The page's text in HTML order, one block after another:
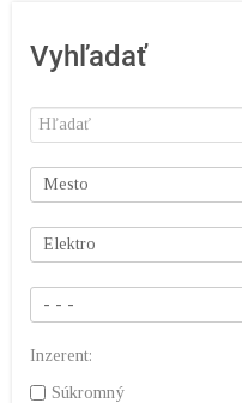
Vyhľadať
Inzerent:
Súkromný